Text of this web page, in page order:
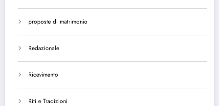
proposte di matrimonio
Redazionale
Ricevimento
Riti e Tradizioni